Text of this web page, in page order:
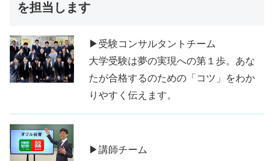
を担当します
▶受験コンサルタントチーム
大学受験は夢の実現への第１歩。あな
たが合格するのための「コツ」をわか
りやすく伝えます。
▶講師チーム